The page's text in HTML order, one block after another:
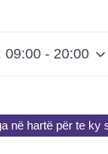
09:00 - 20:00
në hartë për te ky